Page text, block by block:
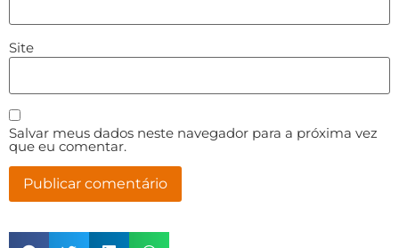
Site
Salvar meus dados neste navegador para a próxima vez
que eu comentar.